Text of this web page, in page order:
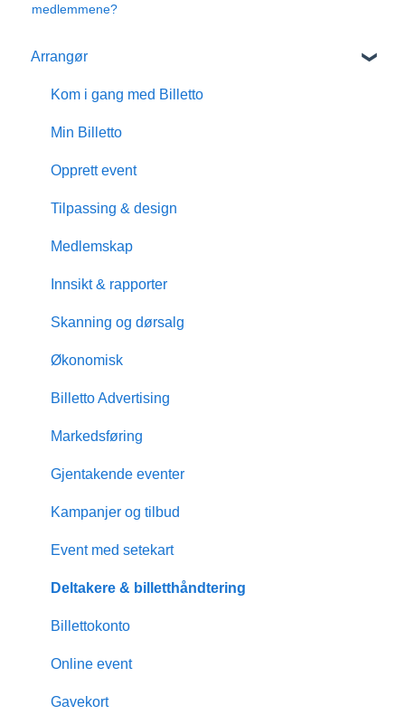
medlemmene?
Arrangør
Kom i gang med Billetto
Min Billetto
Opprett event
Tilpassing & design
Medlemskap
Innsikt & rapporter
Skanning og dørsalg
Økonomisk
Billetto Advertising
Markedsføring
Gjentakende eventer
Kampanjer og tilbud
Event med setekart
Deltakere & billetthåndtering
Billettokonto
Online event
Gavekort